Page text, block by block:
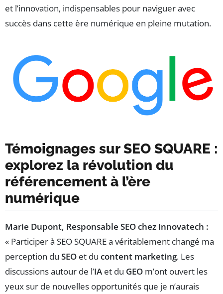
et l’innovation, indispensables pour naviguer avec
succès dans cette ère numérique en pleine mutation.
Témoignages sur SEO SQUARE :
explorez la révolution du
référencement à l’ère
numérique
Marie Dupont, Responsable SEO chez Innovatech :
« Participer à SEO SQUARE a véritablement changé ma
perception du SEO et du content marketing. Les
discussions autour de l’IA et du GEO m’ont ouvert les
yeux sur de nouvelles opportunités que je n’aurais